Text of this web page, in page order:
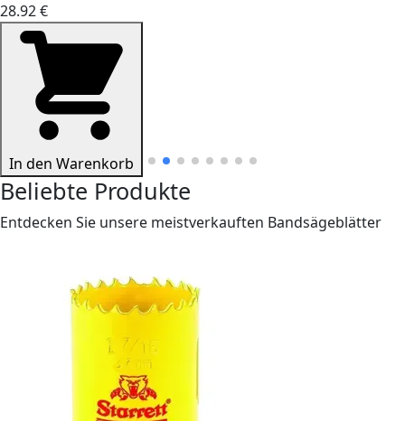
28.92 €
In den Warenkorb
Beliebte Produkte
Entdecken Sie unsere meistverkauften Bandsägeblätter